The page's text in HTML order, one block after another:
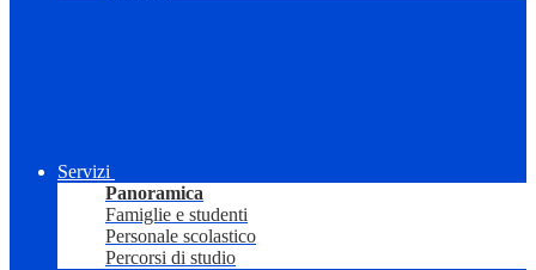
Servizi
Panoramica
Famiglie e studenti
Personale scolastico
Percorsi di studio